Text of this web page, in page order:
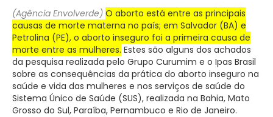
(Agência Envolverde) O aborto está entre as principais
causas de morte materna no país; em Salvador (BA) e
Petrolina (PE), o aborto inseguro foi a primeira causa de
morte entre as mulheres. Estes são alguns dos achados
da pesquisa realizada pelo Grupo Curumim e o Ipas Brasil
sobre as consequências da prática do aborto inseguro na
saúde e vida das mulheres e nos serviços de saúde do
Sistema Único de Saúde (SUS), realizada na Bahia, Mato
Grosso do Sul, Paraíba, Pernambuco e Rio de Janeiro.